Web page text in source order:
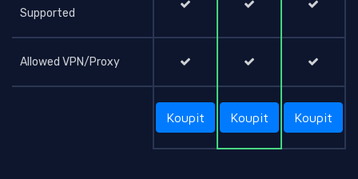
Supported
Allowed VPN/Proxy
Koupit Koupit Koupit